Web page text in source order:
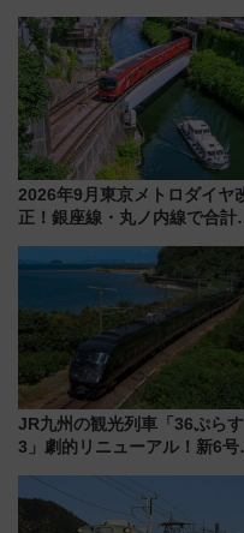
14日から 新車両「トキイロ
験ブースも アクセスや申込方
を解説
2026年9月東京メトロダイヤ
正！銀座線・丸ノ内線で合計
待
JR九州の観光列車「36ぷらす
3」劇的リニューアル！新6号
別 “プレミアムランチ”導入･ル
ートや価格など解説